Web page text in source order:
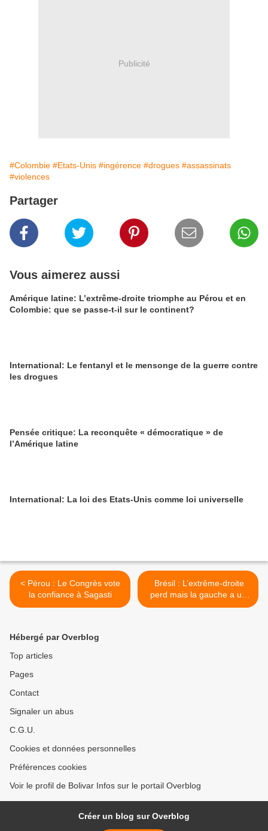
Publicité
#Colombie #Etats-Unis #ingérence #drogues #assassinats
#violences
Partager
Vous aimerez aussi
Amérique latine: L’extrême-droite triomphe au Pérou et en
Colombie: que se passe-t-il sur le continent?
International: Le fentanyl et le mensonge de la guerre contre
les drogues
Pensée critique: La reconquête « démocratique » de
l’Amérique latine
International: La loi des Etats-Unis comme loi universelle
< Pérou : Le Congrès vote
la confiance à Sagasti
Brésil : L’extrême-droite
perd mais la gauche a un
long chemin à parcourir >
Hébergé par Overblog
Top articles
Pages
Contact
Signaler un abus
C.G.U.
Cookies et données personnelles
Préférences cookies
Voir le profil de Bolivar Infos sur le portail Overblog
Créer un blog sur Overblog